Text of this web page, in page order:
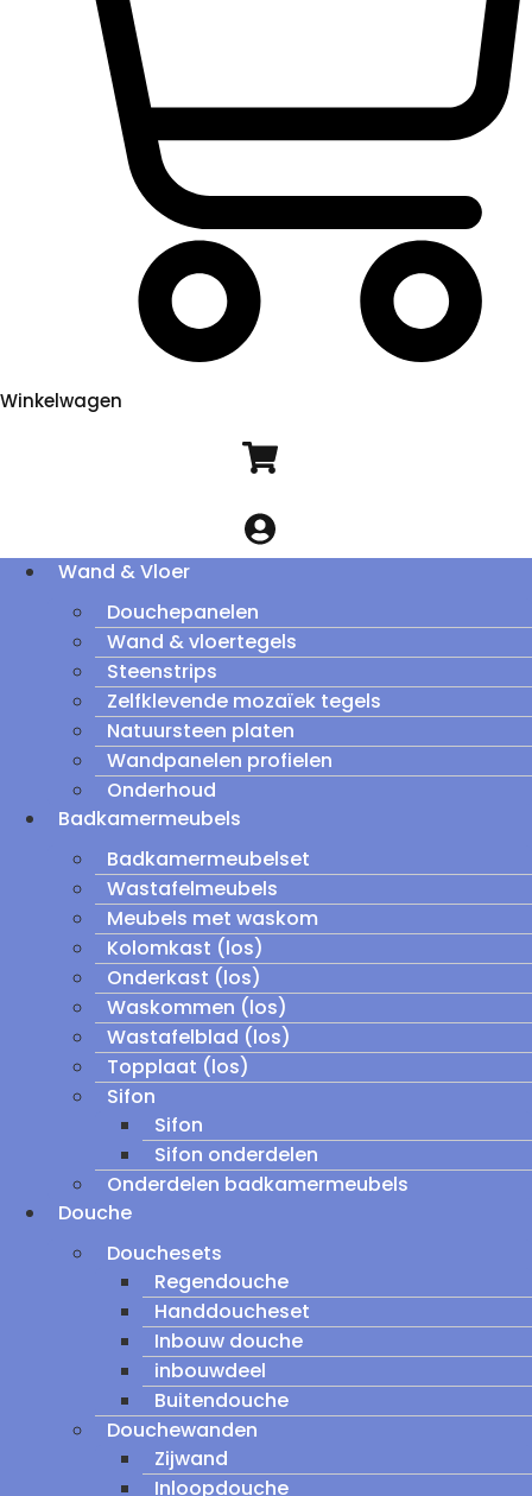
Winkelwagen
Wand & Vloer
Douchepanelen
Wand & vloertegels
Steenstrips
Zelfklevende mozaïek tegels
Natuursteen platen
Wandpanelen profielen
Onderhoud
Badkamermeubels
Badkamermeubelset
Wastafelmeubels
Meubels met waskom
Kolomkast (los)
Onderkast (los)
Waskommen (los)
Wastafelblad (los)
Topplaat (los)
Sifon
Sifon
Sifon onderdelen
Onderdelen badkamermeubels
Douche
Douchesets
Regendouche
Handdoucheset
Inbouw douche
inbouwdeel
Buitendouche
Douchewanden
Zijwand
Inloopdouche